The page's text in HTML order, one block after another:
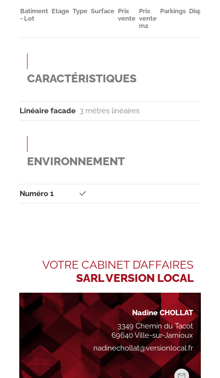
Batiment
- Lot
Etage Type Surface Prix
vente
Prix
vente
m2
Parkings
CARACTÉRISTIQUES
Linéaire facade 3 mètres linéaires
ENVIRONNEMENT
Numéro 1
VOTRE CABINET D’AFFAIRES
SARL VERSION LOCAL
Nadine CHOLLAT
3349 Chemin du Tacot
69640 Ville-sur-Jarnioux
nadinechollat@versionlocal.fr